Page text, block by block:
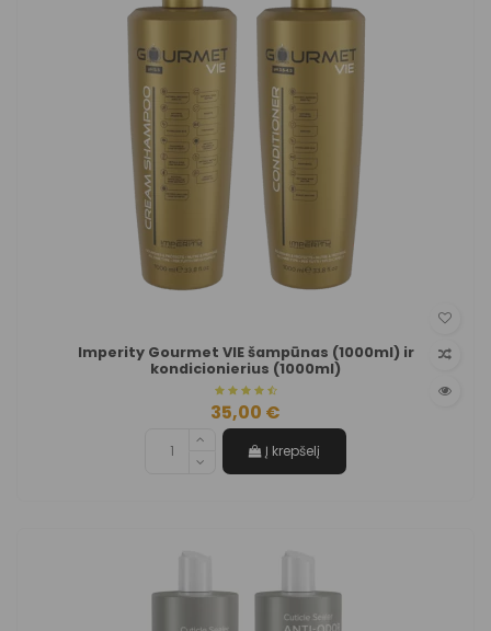
Imperity Gourmet VIE šampūnas (1000ml) ir
kondicionierius (1000ml)
35,00 €
Į krepšelį